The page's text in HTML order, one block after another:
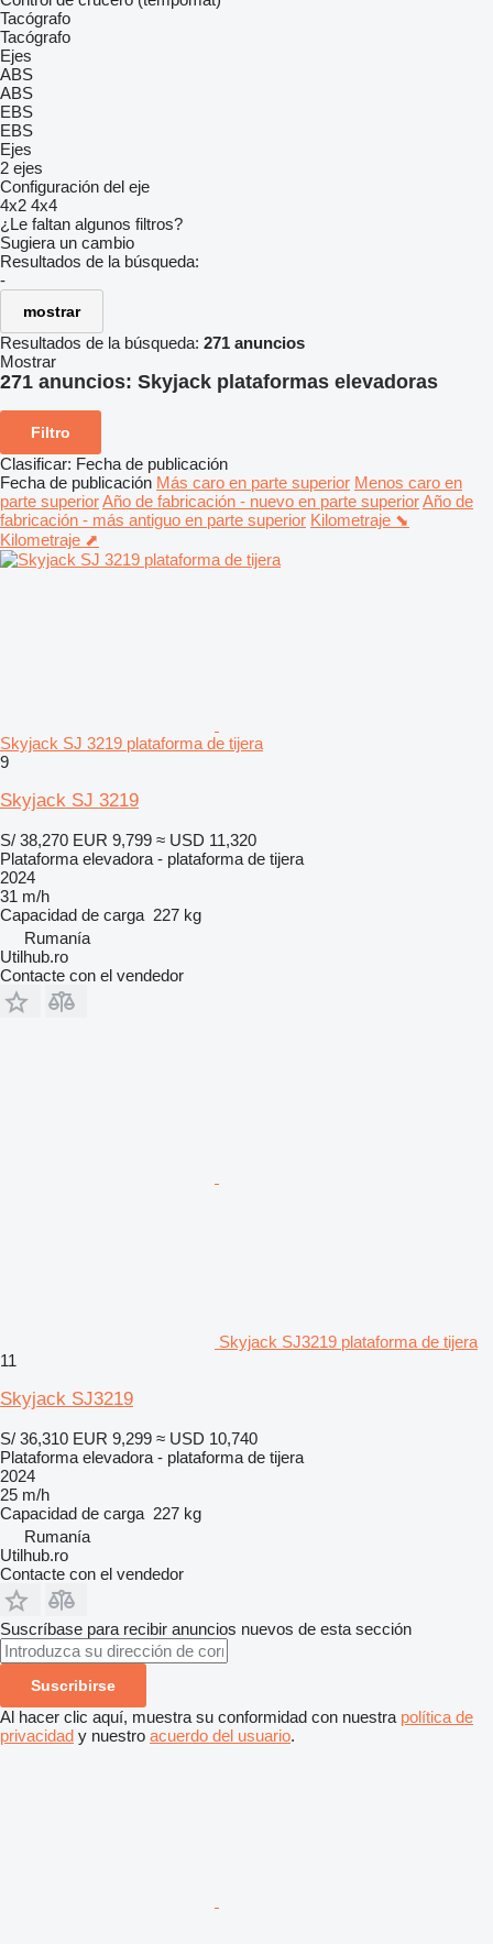
Tacógrafo
Tacógrafo
Ejes
ABS
ABS
EBS
EBS
Ejes
2 ejes
Configuración del eje
4x2 4x4
¿Le faltan algunos filtros?
Sugiera un cambio
Resultados de la búsqueda:
-
mostrar
Resultados de la búsqueda: 271 anuncios
Mostrar
271 anuncios: Skyjack plataformas elevadoras
Filtro
Clasificar: Fecha de publicación
Fecha de publicación Más caro en parte superior Menos caro en
parte superiorAño de fabricación - nuevo en parte superiorAño de
fabricación - más antiguo en parte superior Kilometraje ⬊
Kilometraje ⬈
Skyjack SJ 3219 plataforma de tijera
9
Skyjack SJ 3219
S/ 38,270 EUR 9,799 ≈ USD 11,320
Plataforma elevadora - plataforma de tijera
2024
31 m/h
Capacidad de carga 227 kg
Rumanía
Utilhub.ro
Contacte con el vendedor
Skyjack SJ3219 plataforma de tijera
11
Skyjack SJ3219
S/ 36,310 EUR 9,299 ≈ USD 10,740
Plataforma elevadora - plataforma de tijera
2024
25 m/h
Capacidad de carga 227 kg
Rumanía
Utilhub.ro
Contacte con el vendedor
Suscríbase para recibir anuncios nuevos de esta sección
Suscribirse
Al hacer clic aquí, muestra su conformidad con nuestra política de
privacidad y nuestro acuerdo del usuario.